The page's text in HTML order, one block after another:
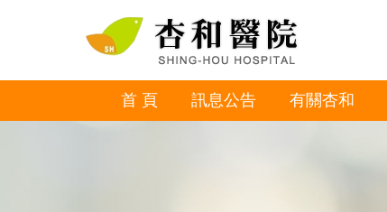
首 頁 訊息公告 有關杏和